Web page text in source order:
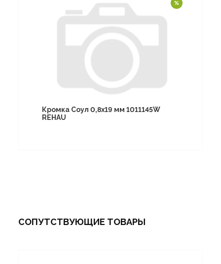
Кромка Соул 0,8х19 мм 1011145W
REHAU
СОПУТСТВУЮЩИЕ ТОВАРЫ